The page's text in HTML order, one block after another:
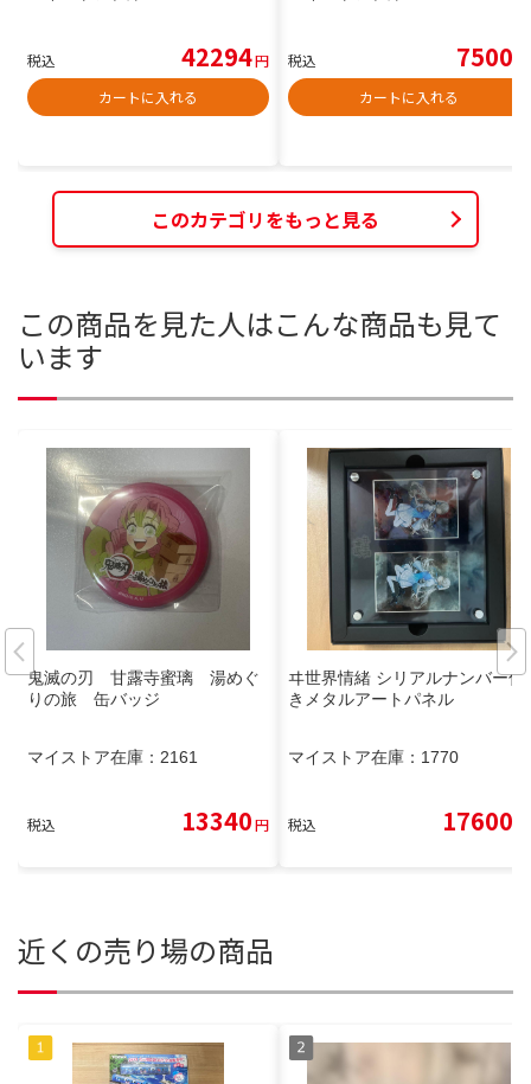
税込 42294円
カートに入れる
税込 7500
カートに入れる
このカテゴリをもっと見る
この商品を見た人はこんな商品も見て
います
鬼滅の刃 甘露寺蜜璃 湯めぐ
りの旅 缶バッジ
マイストア在庫： 2161
税込 13340円
ヰ世界情緒 シリアルナンバー付
きメタルアートパネル
マイストア在庫： 1770
税込 17600
近くの売り場の商品